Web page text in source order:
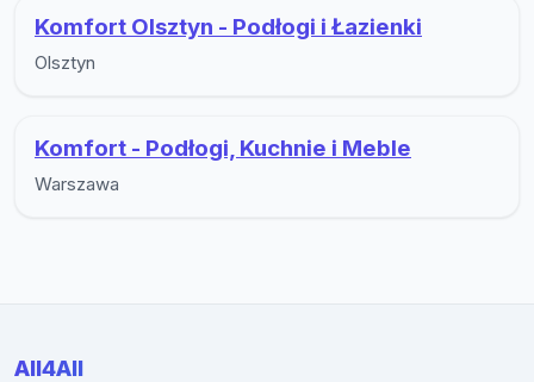
Komfort Olsztyn - Podłogi i Łazienki
Olsztyn
Komfort - Podłogi, Kuchnie i Meble
Warszawa
All4All